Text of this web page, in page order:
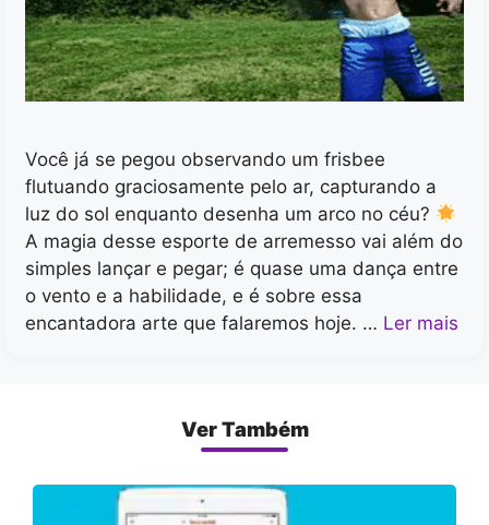
Você já se pegou observando um frisbee
flutuando graciosamente pelo ar, capturando a
luz do sol enquanto desenha um arco no céu?
A magia desse esporte de arremesso vai além do
simples lançar e pegar; é quase uma dança entre
o vento e a habilidade, e é sobre essa
encantadora arte que falaremos hoje. … Ler mais
Ver Também